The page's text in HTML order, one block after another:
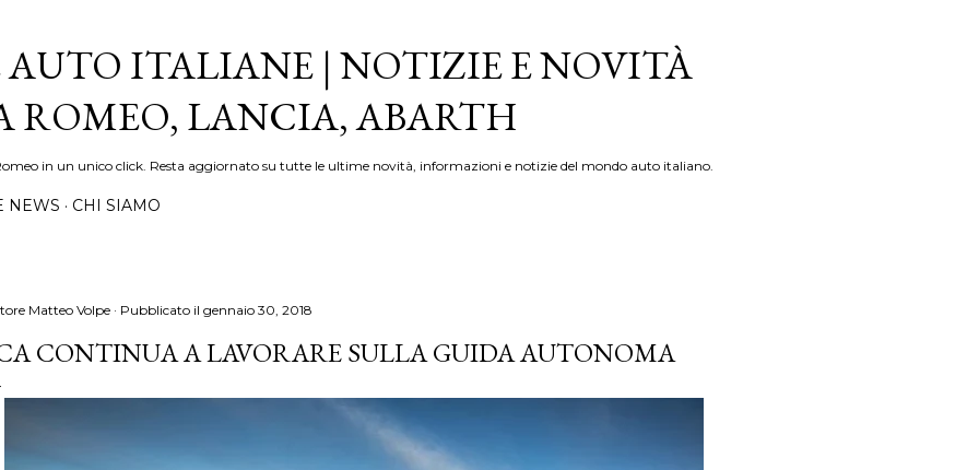
AUTO ITALIANE | NOTIZIE E NOVITÀ
ROMEO, LANCIA, ABARTH
in un unico click. Resta aggiornato su tutte le ultime novità, informazioni e notizie del mondo auto italiano.
NEWS CHI SIAMO
Matteo Volpe Pubblicato il gennaio 30, 2018
CONTINUA A LAVORARE SULLA GUIDA AUTONOMA